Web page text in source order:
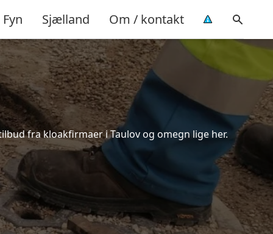
Fyn Sjælland Om / kontakt
fra kloakfirmaer i Taulov og omegn lige her.